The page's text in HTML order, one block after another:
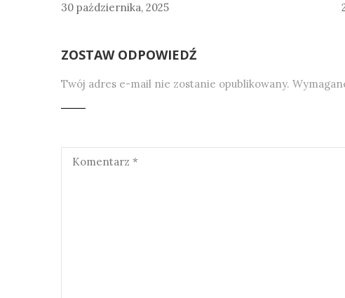
30 października, 2025
ZOSTAW ODPOWIEDŹ
Twój adres e-mail nie zostanie opublikowany.